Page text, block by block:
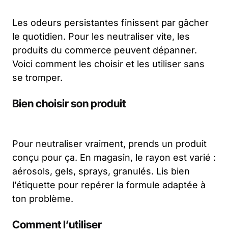
Les odeurs persistantes finissent par gâcher
le quotidien. Pour les neutraliser vite, les
produits du commerce peuvent dépanner.
Voici comment les choisir et les utiliser sans
se tromper.
Bien choisir son produit
Pour neutraliser vraiment, prends un produit
conçu pour ça. En magasin, le rayon est varié :
aérosols, gels, sprays, granulés. Lis bien
l’étiquette pour repérer la formule adaptée à
ton problème.
Comment l’utiliser